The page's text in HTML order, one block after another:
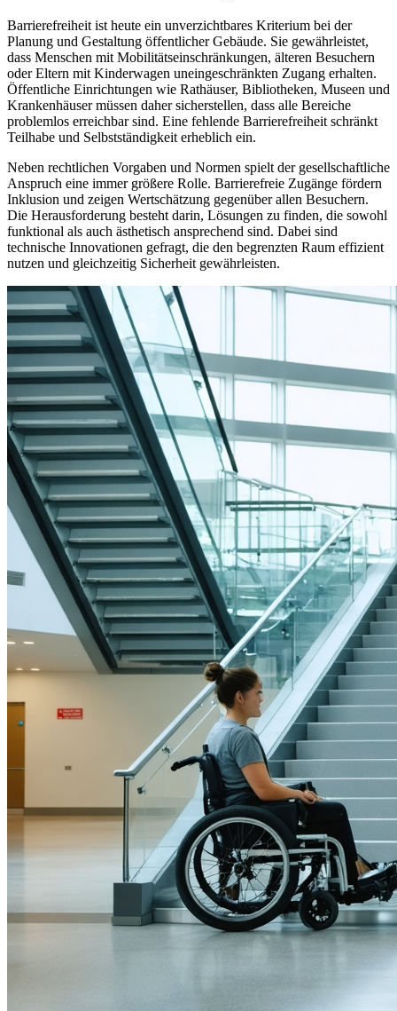
Barrierefreiheit ist heute ein unverzichtbares Kriterium bei der
Planung und Gestaltung öffentlicher Gebäude. Sie gewährleistet,
dass Menschen mit Mobilitätseinschränkungen, älteren Besuchern
oder Eltern mit Kinderwagen uneingeschränkten Zugang erhalten.
Öffentliche Einrichtungen wie Rathäuser, Bibliotheken, Museen und
Krankenhäuser müssen daher sicherstellen, dass alle Bereiche
problemlos erreichbar sind. Eine fehlende Barrierefreiheit schränkt
Teilhabe und Selbstständigkeit erheblich ein.
Neben rechtlichen Vorgaben und Normen spielt der gesellschaftliche
Anspruch eine immer größere Rolle. Barrierefreie Zugänge fördern
Inklusion und zeigen Wertschätzung gegenüber allen Besuchern.
Die Herausforderung besteht darin, Lösungen zu finden, die sowohl
funktional als auch ästhetisch ansprechend sind. Dabei sind
technische Innovationen gefragt, die den begrenzten Raum effizient
nutzen und gleichzeitig Sicherheit gewährleisten.